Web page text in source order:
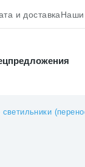
и доставкаНаши